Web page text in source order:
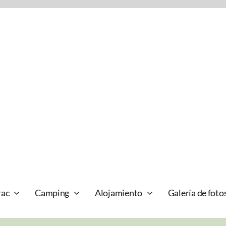
Camping Alojamiento Galería de